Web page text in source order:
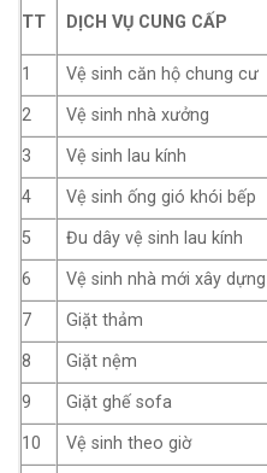
TT DỊCH VỤ CUNG CẤP
1 Vệ sinh căn hộ chung cư
2
Vệ sinh nhà xưởng
3
Vệ sinh lau kính
4
Vệ sinh ống gió khói bếp
5
Đu dây vệ sinh lau kính
6
Vệ sinh nhà mới xây dựng
7
Giặt thảm
8
Giặt nệm
9
Giặt ghế sofa
10
Vệ sinh theo giờ